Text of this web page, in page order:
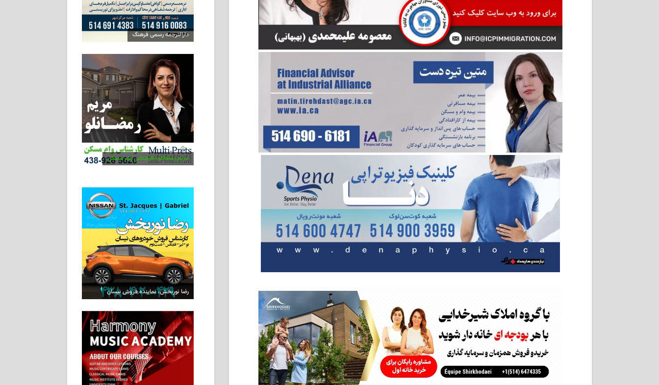
دارالترجمه رسمی فرهنگ
مریم رمضانلو، کارشناس وام مسکن
رضا نوربخش، نماینده فروش نیسان